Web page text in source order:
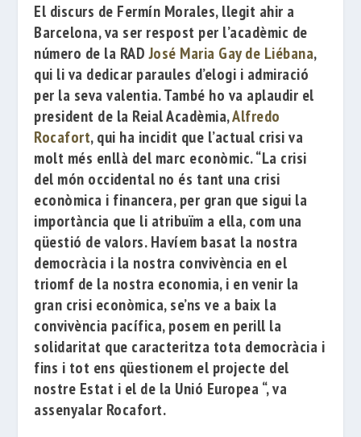
El discurs de Fermín Morales, llegit ahir a
Barcelona, ​​va ser respost per l’acadèmic de
número de la RADJosé Maria Gay de Liébana,
qui li va dedicar paraules d’elogi i admiració
per la seva valentia.També ho va aplaudir el
president de la Reial Acadèmia,Alfredo
Rocafort, qui ha incidit que l’actual crisi va
molt més enllà del marc econòmic.“La crisi
del món occidental no és tant una crisi
econòmica i financera, per gran que sigui la
importància que li atribuïm a ella, com una
qüestió de valors. Havíem basat la nostra
democràcia i la nostra convivència en el
triomf de la nostra economia, i en venir la
gran crisi econòmica, se’ns ve a baix la
convivència pacífica, posem en perill la
solidaritat que caracteritza tota democràcia i
fins i tot ens qüestionem el projecte del
nostre Estat i el de la Unió Europea “, va
assenyalar Rocafort.